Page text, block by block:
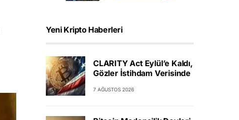
Yeni Kripto Haberleri
CLARITY Act Eylül’e Kaldı,
Gözler İstihdam Verisinde
7 AĞUSTOS 2026